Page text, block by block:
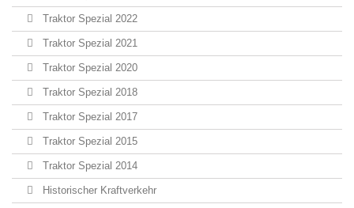
Traktor Spezial 2022
Traktor Spezial 2021
Traktor Spezial 2020
Traktor Spezial 2018
Traktor Spezial 2017
Traktor Spezial 2015
Traktor Spezial 2014
Historischer Kraftverkehr